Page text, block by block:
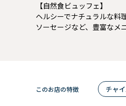
【自然食ビュッフェ】
ヘルシーでナチュラルな料
ソーセージなど、豊富なメ
このお店の特徴 チャ